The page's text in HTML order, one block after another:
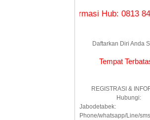
Pendaftaran & Informasi Hub: 0813 8480
Daftarkan Diri Anda
Tempat
REGISTRASI &
Hubungi:
Jabodetabek:
Phone/whatsapp/Line/